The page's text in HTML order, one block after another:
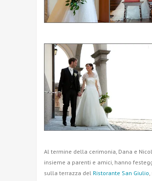
Al termine della cerimonia, Dana e
insieme a parenti e amici, hanno
sulla terrazza del Ristorante San Giulio